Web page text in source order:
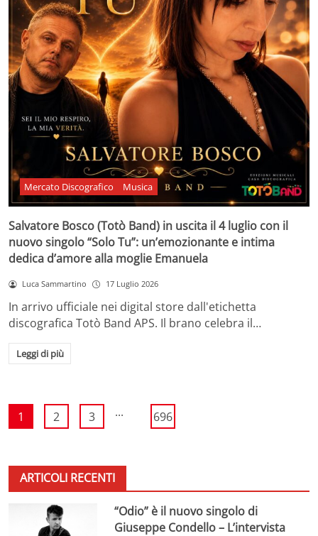
Mercato Discografico Musica
Salvatore Bosco (Totò Band) in uscita il 4 luglio con il
nuovo singolo “Solo Tu”: un’emozionante e intima
dedica d’amore alla moglie Emanuela
Luca Sammartino 17 Luglio 2026
In arrivo ufficiale nei digital store dall'etichetta
discografica Totò Band APS. Il brano celebra il…
Leggi di più
1 2 3 ... 696
ARTICOLI RECENTI
“Odio” è il nuovo singolo di
Giuseppe Condello – L’intervista